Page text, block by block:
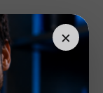
×